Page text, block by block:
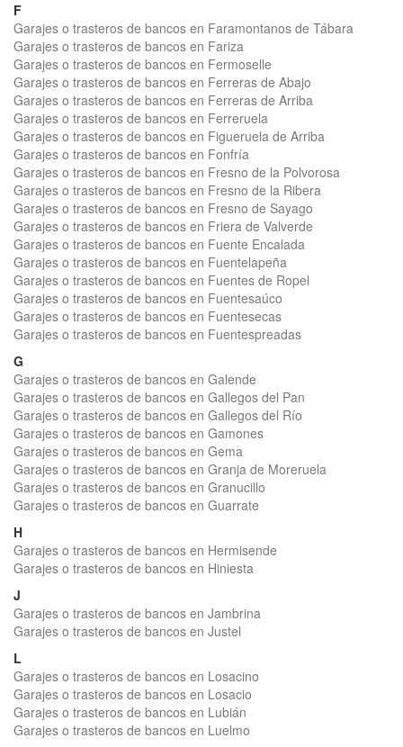
F
Garajes o trasteros de bancos en Faramontanos de Tábara
Garajes o trasteros de bancos en Fariza
Garajes o trasteros de bancos en Fermoselle
Garajes o trasteros de bancos en Ferreras de Abajo
Garajes o trasteros de bancos en Ferreras de Arriba
Garajes o trasteros de bancos en Ferreruela
Garajes o trasteros de bancos en Figueruela de Arriba
Garajes o trasteros de bancos en Fonfría
Garajes o trasteros de bancos en Fresno de la Polvorosa
Garajes o trasteros de bancos en Fresno de la Ribera
Garajes o trasteros de bancos en Fresno de Sayago
Garajes o trasteros de bancos en Friera de Valverde
Garajes o trasteros de bancos en Fuente Encalada
Garajes o trasteros de bancos en Fuentelapeña
Garajes o trasteros de bancos en Fuentes de Ropel
Garajes o trasteros de bancos en Fuentesaúco
Garajes o trasteros de bancos en Fuentesecas
Garajes o trasteros de bancos en Fuentespreadas
G
Garajes o trasteros de bancos en Galende
Garajes o trasteros de bancos en Gallegos del Pan
Garajes o trasteros de bancos en Gallegos del Río
Garajes o trasteros de bancos en Gamones
Garajes o trasteros de bancos en Gema
Garajes o trasteros de bancos en Granja de Moreruela
Garajes o trasteros de bancos en Granucillo
Garajes o trasteros de bancos en Guarrate
H
Garajes o trasteros de bancos en Hermisende
Garajes o trasteros de bancos en Hiniesta
J
Garajes o trasteros de bancos en Jambrina
Garajes o trasteros de bancos en Justel
L
Garajes o trasteros de bancos en Losacino
Garajes o trasteros de bancos en Losacio
Garajes o trasteros de bancos en Lubián
Garajes o trasteros de bancos en Luelmo